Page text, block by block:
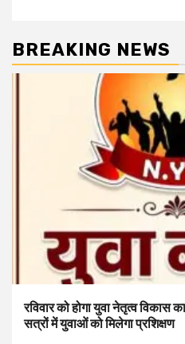
BREAKING NEWS
रविवार को होगा युवा नेतृत्व विकास
सत्रों में युवाओं को मिलेगा प्रशिक्षण